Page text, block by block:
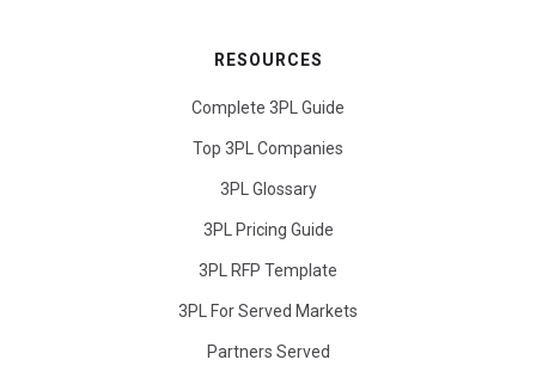
RESOURCES
Complete 3PL Guide
Top 3PL Companies
3PL Glossary
3PL Pricing Guide
3PL RFP Template
3PL For Served Markets
Partners Served